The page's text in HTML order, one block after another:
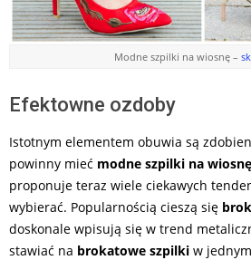
Modne szpilki na wiosnę –
Efektowne ozdoby
Istotnym elementem obuwia są
powinny mieć modne szpilki na wiosnę
proponuje teraz wiele ciekawych
wybierać. Popularnością cieszą się
doskonale wpisują się w trend
stawiać na brokatowe szpilki w